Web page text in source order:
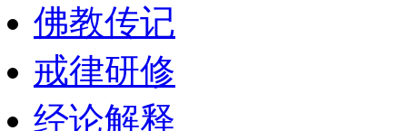
佛教传记
戒律研修
经论解释